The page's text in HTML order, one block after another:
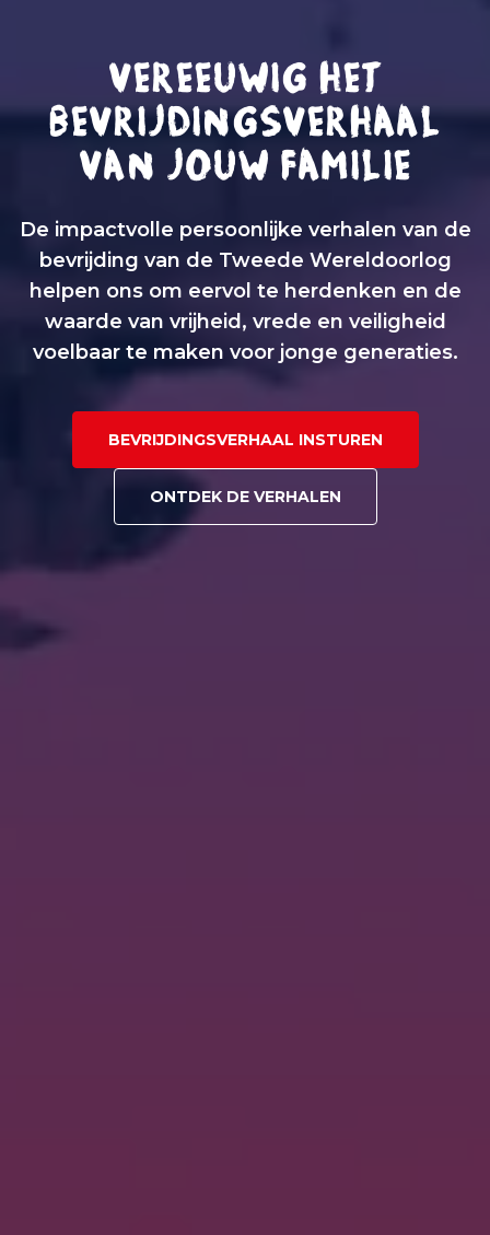
VEREEUWIG HET
BEVRIJDINGSVERHAAL
VAN JOUW FAMILIE
De impactvolle persoonlijke verhalen van de
bevrijding van de Tweede Wereldoorlog
helpen ons om eervol te herdenken en de
waarde van vrijheid, vrede en veiligheid
voelbaar te maken voor jonge generaties.
BEVRIJDINGSVERHAAL INSTUREN
ONTDEK DE VERHALEN